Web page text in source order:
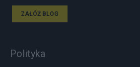
ZAŁÓŻ BLOG
Polityka